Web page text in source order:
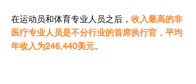
在运动员和体育专业人员之后， 收入最高的非
医疗专业人员是不分行业的首席执行官，平均
年收入为246,440美元。